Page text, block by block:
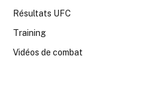
Résultats UFC
Training
Vidéos de combat